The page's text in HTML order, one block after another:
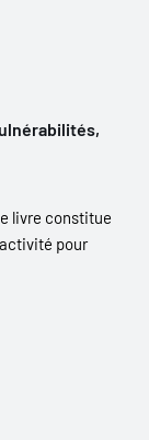
livre constitue
pour